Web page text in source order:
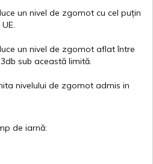
un nivel de zgomot cu cel puțin
UE.
un nivel de zgomot aflat între
sub această limită.
nivelului de zgomot admis in
de iarnă: